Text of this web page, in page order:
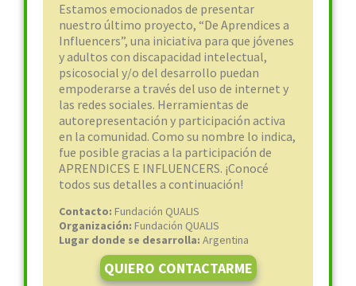
Estamos emocionados de presentar
nuestro último proyecto, “De Aprendices a
Influencers”, una iniciativa para que jóvenes
y adultos con discapacidad intelectual,
psicosocial y/o del desarrollo puedan
empoderarse a través del uso de internet y
las redes sociales. Herramientas de
autorepresentación y participación activa
en la comunidad. Como su nombre lo indica,
fue posible gracias a la participación de
APRENDICES E INFLUENCERS. ¡Conocé
todos sus detalles a continuación!
Contacto: Fundación QUALIS
Organización: Fundación QUALIS
Lugar donde se desarrolla: Argentina
QUIERO CONTACTARME